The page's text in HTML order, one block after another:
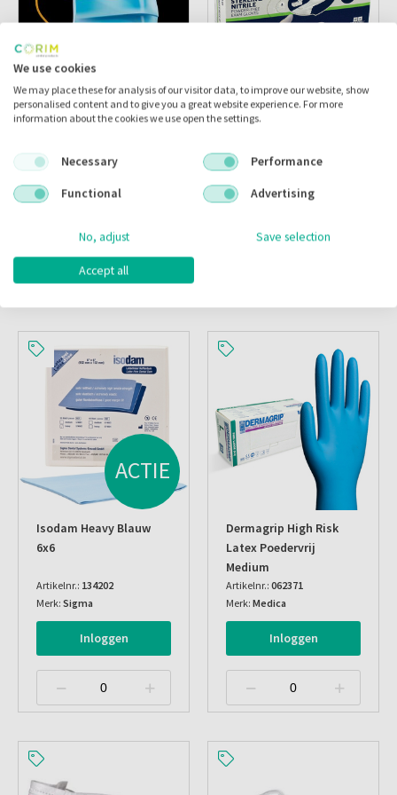
Hollandse Mondkapjes
Elastiek
Merk:
HMK Medical
Inloggen
Sterling Nitrile
Large/ Halyard
Artikelnr.:
Merk:
Halyard
Inloggen
ACTIE
Isodam Heavy Blauw
6x6
Artikelnr.: 134202
Merk: Sigma
Inloggen
Dermagrip High Risk
Latex Poedervrij
Medium
Artikelnr.: 062371
Merk: Medica
Inloggen
We use cookies
We may place these for analysis of our visitor data, to improve our website, show
personalised content and to give you a great website experience. For more
information about the cookies we use open the settings.
Necessary
Performance
Functional
Advertising
No, adjust Save selection
Accept all